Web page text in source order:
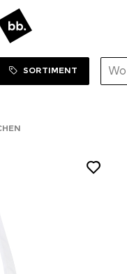
ZUM SHOP
SORTIMENT